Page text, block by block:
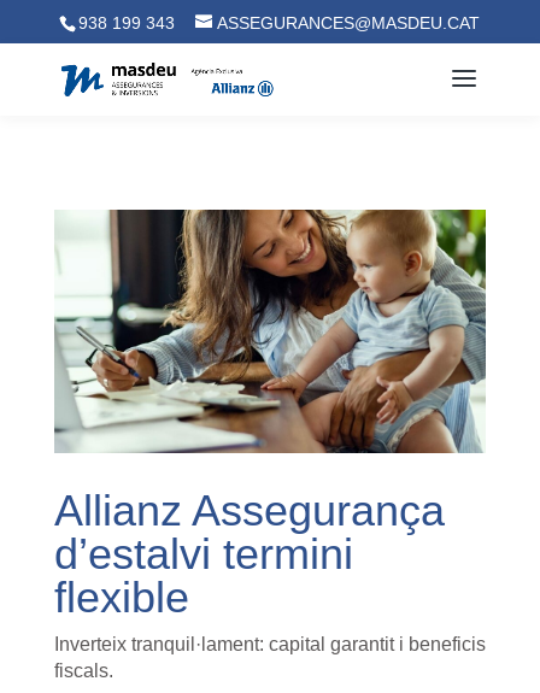
938 199 343 ASSEGURANCES@MASDEU.CAT
Allianz Assegurança
d’estalvi termini
flexible
Inverteix tranquil·lament: capital garantit i beneficis
fiscals.